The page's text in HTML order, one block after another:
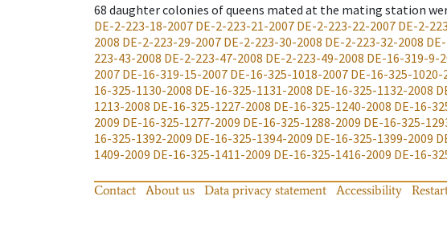
68 daughter colonies of queens mated at the mating station
DE-2-223-18-2007 DE-2-223-21-2007 DE-2-223-22-2007 DE-2-
2008 DE-2-223-29-2007 DE-2-223-30-2008 DE-2-223-32-2008
223-43-2008 DE-2-223-47-2008 DE-2-223-49-2008 DE-16-319-9-
2007 DE-16-319-15-2007 DE-16-325-1018-2007 DE-16-325-1020-
16-325-1130-2008 DE-16-325-1131-2008 DE-16-325-1132-2008
1213-2008 DE-16-325-1227-2008 DE-16-325-1240-2008 DE-16-
2009 DE-16-325-1277-2009 DE-16-325-1288-2009 DE-16-325-
16-325-1392-2009 DE-16-325-1394-2009 DE-16-325-1399-2009
1409-2009 DE-16-325-1411-2009 DE-16-325-1416-2009 DE-16-
Contact About us Data privacy statement Accessibility